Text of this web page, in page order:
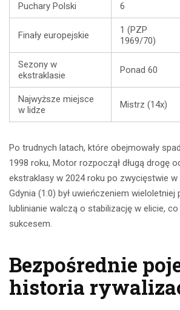
Puchary Polski 6
Finały europejskie
1 (PZP
1969/70)
Sezony w
ekstraklasie
Ponad 60
Najwyższe miejsce
w lidze
Mistrz (14x)
Po trudnych latach, które obejmowały
1998 roku, Motor rozpoczął długą drogę
ekstraklasy w 2024 roku po zwycięstwie w
Gdynia (1:0) był uwieńczeniem wieloletniej
lublinianie walczą o stabilizację w elicie,
sukcesem.
Bezpośrednie
historia